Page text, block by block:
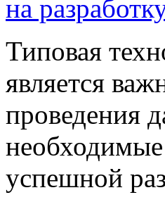
Типовая
является
проведения
успешной